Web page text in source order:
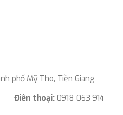
phố Mỹ Tho, Tiền Giang
Điên thoại:0918 063 914